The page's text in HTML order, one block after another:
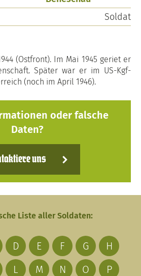
Soldat
(Ostfront). Im Mai 1945 geriet er
Später war er im US-Kgf-
(noch im April 1946).
oder falsche
Daten?
uns
Liste aller Soldaten:
D E F G
H
L M N O
P